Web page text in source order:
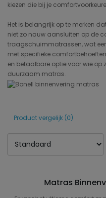
kiezen die bij je
Het is belangrijk op te merken
niet zo nauw aansluiten op de
traagschuimmatrassen, wat
met specifieke
en betaalbare optie voor wie op
duurzaam matras.
Product vergelijk (0)
Matras